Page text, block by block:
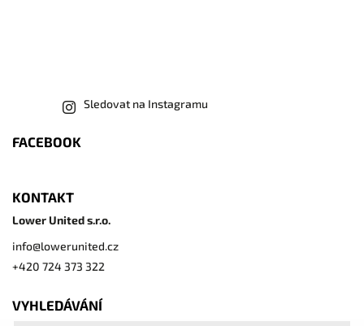
Sledovat na Instagramu
FACEBOOK
KONTAKT
Lower United s.r.o.
info@lowerunited.cz
+420 724 373 322
VYHLEDÁVÁNÍ